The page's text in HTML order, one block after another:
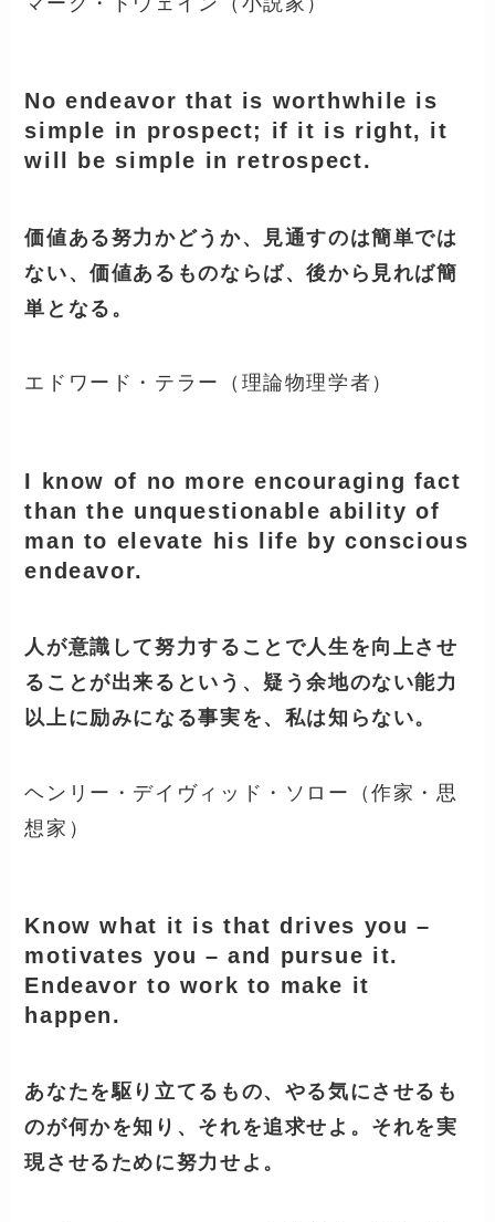
No endeavor that is worthwhile is
simple in prospect; if it is right, it
will be simple in retrospect.
価値ある努力かどうか、見通すのは簡単では
ない、価値あるものならば、後から見れば簡
単となる。
エドワード・テラー（理論物理学者）
I know of no more encouraging fact
than the unquestionable ability of
man to elevate his life by conscious
endeavor.
人が意識して努力することで人生を向上させ
ることが出来るという、疑う余地のない能力
以上に励みになる事実を、私は知らない。
ヘンリー・デイヴィッド・ソロー（作家・思
想家）
Know what it is that drives you –
motivates you – and pursue it.
Endeavor to work to make it
happen.
あなたを駆り立てるもの、やる気にさせるも
のが何かを知り、それを追求せよ。それを実
現させるために努力せよ。